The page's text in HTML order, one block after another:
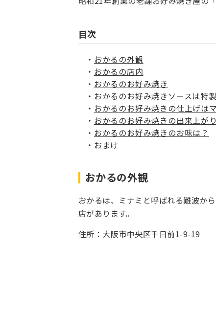
目次
おかるの外観
おかるの店内
おかるのお好み焼き
おかるのお好み焼きソースは特製
おかるのお好み焼きの仕上げは
おかるのお好み焼きの出来上がり
おかるのお好み焼きのお味は？
おまけ
おかるの外観
おかるは、ミナミと呼ばれる難波か
店があります。
住所：大阪市中央区千日前1-9-19